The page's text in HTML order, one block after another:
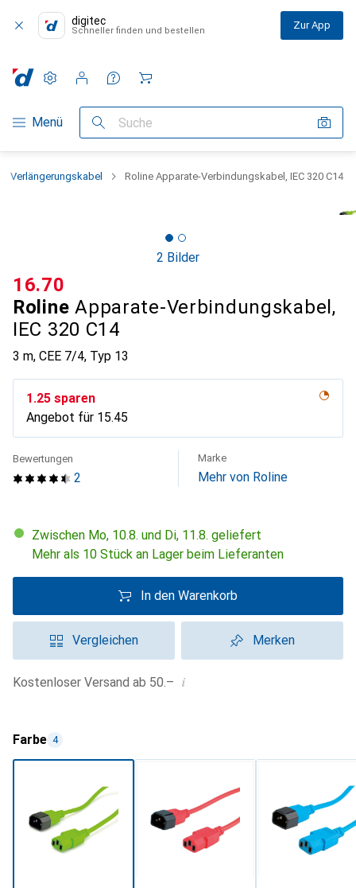
digitec
Schneller finden und bestellen Zur App
Navigation nach Kategorien
Menü Suche
Einstellungen
Kundenkonto
Vergleichslisten
Merklisten
Warenkorb
Verlängerungskabel Roline Apparate-Verbindungskabel, IEC 320 C14
2 Bilder
Roline Apparate-Verbindungskabel,
IEC 320 C14
3 m, CEE 7/4, Typ 13
CHF
16.70
CHF
1.25 sparen
Angebot für CHF
15.45
2
Bewertungen Marke
Mehr von Roline
Zwischen Mo, 10.8. und Di, 11.8. geliefert
Mehr als 10 Stück an Lager beim Lieferanten
In den Warenkorb
Vergleichen Merken
Kostenloser Versand ab 50.– i
Farbe 4